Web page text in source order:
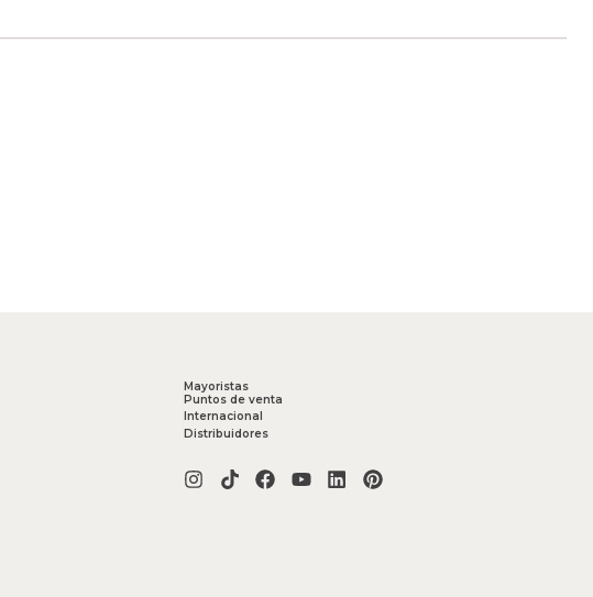
Mayoristas
Puntos de venta
Internacional
Distribuidores